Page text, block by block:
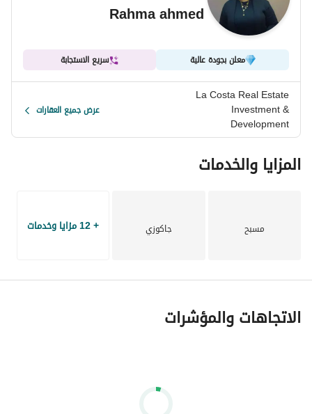
Rahma ahmed
معلن بجودة عالية سريع الاستجابة
La Costa Real Estate
Investment &
Development
عرض جميع العقارات
المزايا والخدمات
مسبح جاكوزي + 12 مزايا وخدمات
الاتجاهات والمؤشرات